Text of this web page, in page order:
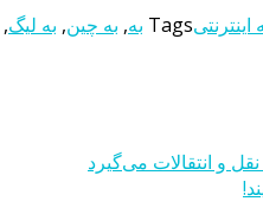
اینترنتیTags به, به چین, به لیگ,